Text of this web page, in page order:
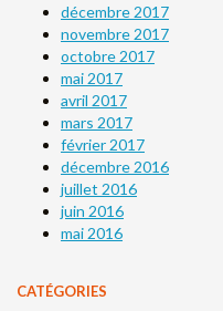
décembre 2017
novembre 2017
octobre 2017
mai 2017
avril 2017
mars 2017
février 2017
décembre 2016
juillet 2016
juin 2016
mai 2016
CATÉGORIES